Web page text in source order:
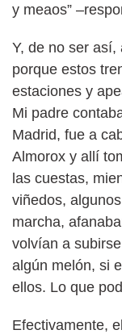
y meaos”
Y, de no ser así,
porque estos
estaciones y
Mi padre
Madrid, fue a
Almorox y allí
las cuestas,
viñedos,
marcha,
volvían a
algún melón, si
ellos. Lo que
Efectivamente,